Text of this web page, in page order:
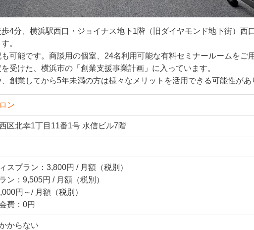
4分、横浜駅西口・ジョイナス地下1階（旧ダイヤモンド地下街）西
。
可能です。商談用の個室、24名利用可能な有料セミナールームをご
受けた、横浜市の「創業支援事業計画」に入っています。
創業してから5年未満の方は様々なメリットを活用できる可能性があ
ン
区北幸1丁目11番1号 水信ビル7階
スプラン：3,800円 / 月額（税別）
ン：9,505円 / 月額（税別）
円～/ 月額（税別）
費：0円
からない